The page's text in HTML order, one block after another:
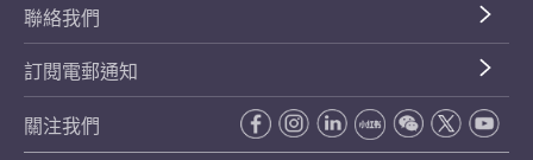
聯絡我們
訂閱電郵通知
關注我們